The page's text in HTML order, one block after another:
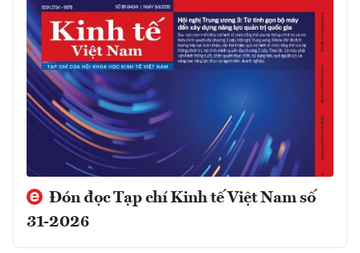
Đón đọc Tạp chí Kinh tế Việt Nam số
31-2026